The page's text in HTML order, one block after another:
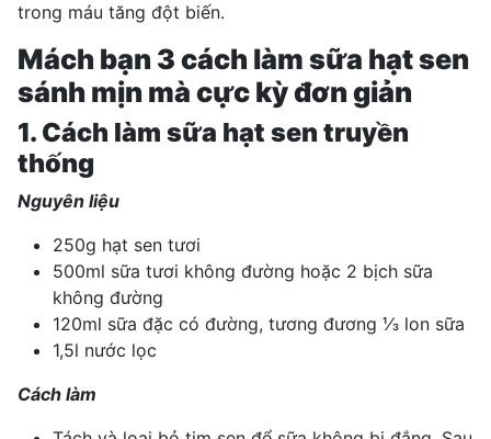
trong máu tăng đột biến.
Mách bạn 3 cách làm sữa hạt sen
sánh mịn mà cực kỳ đơn giản
1. Cách làm sữa hạt sen truyền
thống
Nguyên liệu
250g hạt sen tươi
500ml sữa tươi không đường hoặc 2 bịch sữa
không đường
120ml sữa đặc có đường, tương đương ⅓ lon sữa
1,5l nước lọc
Cách làm